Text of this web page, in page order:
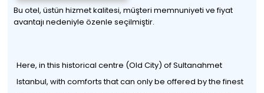
Bu otel, üstün hizmet kalitesi, müşteri memnuniyeti ve fiyat
avantajı nedeniyle özenle seçilmiştir.
Here, in this historical centre (Old City) of Sultanahmet
Istanbul, with comforts that can only be offered by the finest